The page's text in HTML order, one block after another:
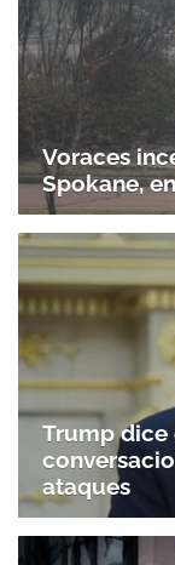
Voraces
Spokane,
Trump dice
ataques